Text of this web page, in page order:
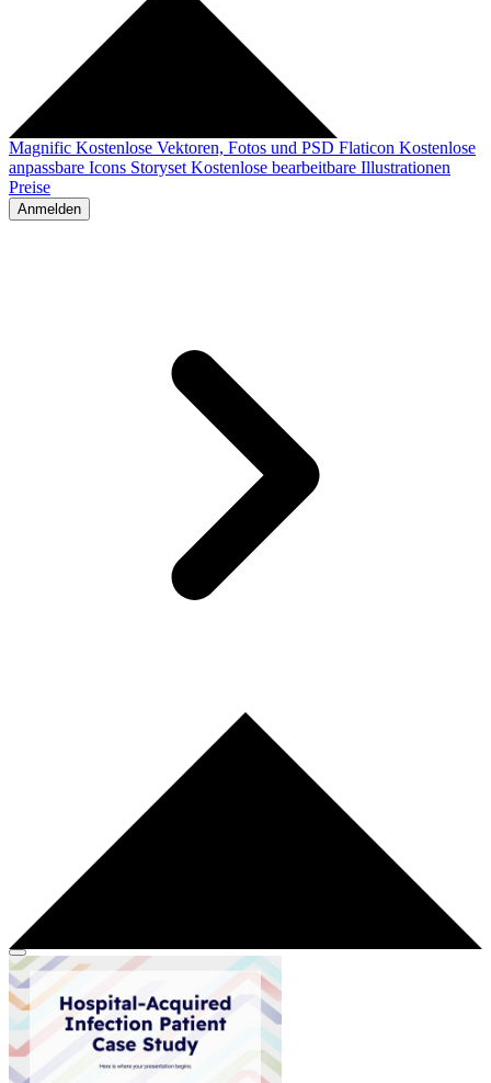
Magnific Kostenlose Vektoren, Fotos und PSD Flaticon Kostenlose
anpassbare Icons Storyset Kostenlose bearbeitbare Illustrationen
Preise
Anmelden